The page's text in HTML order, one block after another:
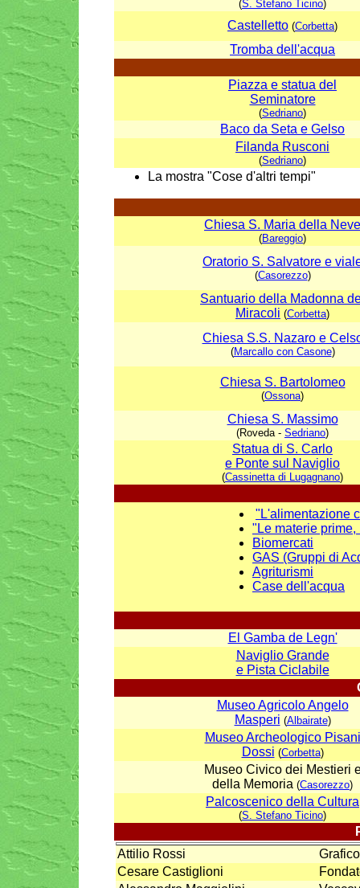
(S. Stefano Ticino)
Castelletto (Corbetta)
Tromba dell'acqua
Piazza e statua del
Seminatore
(Sedriano)
Baco da Seta e Gelso
Filanda Rusconi
(Sedriano)
La mostra "Cose d'altri tempi"
Chiesa S. Maria della Neve
(Bareggio)
Oratorio S. Salvatore e
(Casorezzo)
Santuario della Madonna
Miracoli (Corbetta)
Chiesa S.S. Nazaro e
(Marcallo con Casone)
Chiesa S. Bartolomeo
(Ossona)
Chiesa S. Massimo
(Roveda - Sedriano)
Statua di S. Carlo
e Ponte sul Naviglio
(Cassinetta di Lugagnano)
" L'alimentazione
" Le materie
Biomercati
GAS (Gruppi di
Agriturismi
Case dell'acqua
El Gamba de Legn'
Naviglio Grande
e Pista Ciclabil e
Museo Agricolo Angelo
Masperi (Albairate)
Museo Archeologico Pisani
Dossi (Corbetta)
Museo Civico dei Mestieri
della Memoria (Casorezzo)
Palcoscenico della Cultura
(S. Stefano Ticino)
Attilio Rossi
Cesare Castiglioni